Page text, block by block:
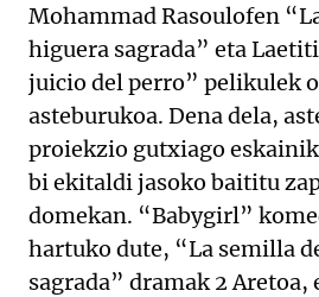
Mohammad Rasoulofen
higuera sagrada” eta
juicio del perro” pelikulek
asteburukoa. Dena dela,
proiekzio gutxiago
bi ekitaldi jasoko baititu
domekan. “Babygirl”
hartuko dute, “La semilla
sagrada” dramak 2